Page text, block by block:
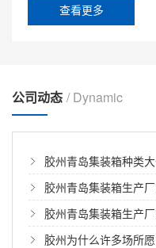
查看更多
公司动态 / Dynamic
胶州青岛集装箱种类
的！
胶州青岛集装箱生产
胶州青岛集装箱生产
胶州为什么许多场所